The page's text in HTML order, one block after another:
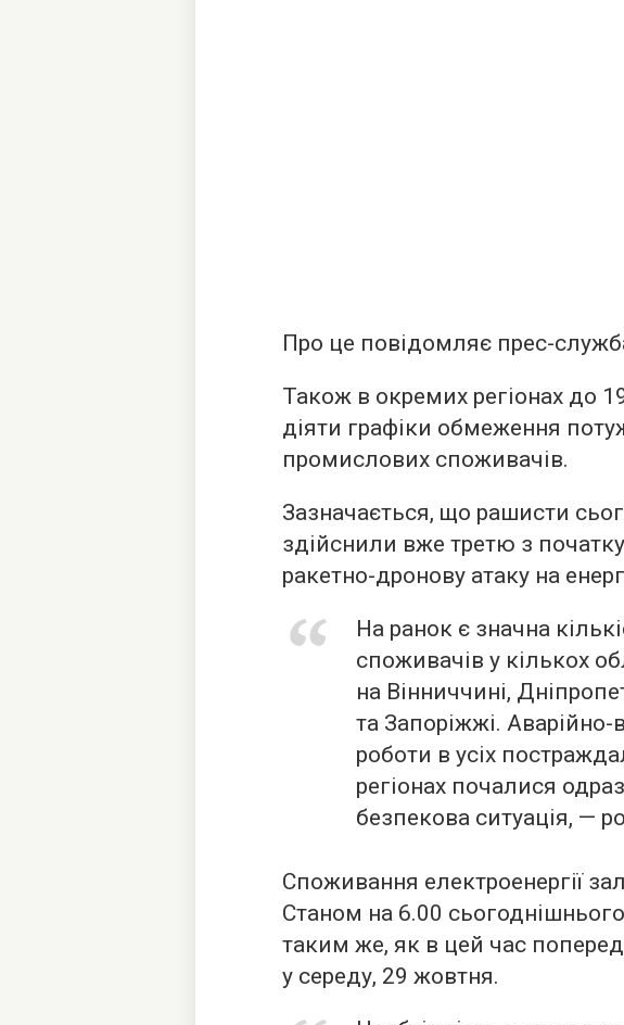
Про це повідомляє прес-
Також в окремих регіонах до
діяти графіки обмеження
промислових споживачів.
Зазначається, що рашисти
здійснили вже третю з
ракетно-дронову атаку на
На ранок є значна
споживачів у кількох
на Вінниччині,
та Запоріжжі.
роботи в усіх
регіонах почалися
безпекова ситуація, —
Споживання електроенергії
Станом на 6.00
таким же, як в цей час
у середу, 29 жовтня.